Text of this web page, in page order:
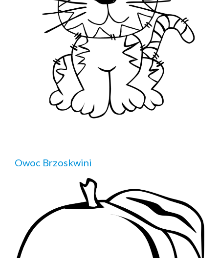
Owoc Brzoskwini